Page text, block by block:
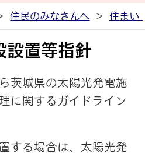
住民のみなさんへ > 住まい
設置等指針
茨城県の太陽光発電施
に関するガイドライン
する場合は、太陽光発